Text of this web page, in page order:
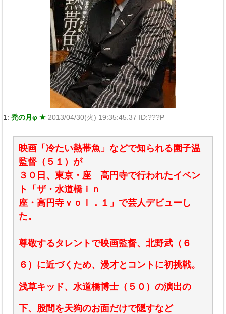
1: 禿の月φ ★ 2013/04/30(火) 19:35:45.37 ID:???P
映画「冷たい熱帯魚」などで知られる園子温
監督（５１）が
３０日、東京・座 高円寺で行われたイベン
ト「ザ・水道橋ｉｎ
座・高円寺ｖｏｌ．１」で芸人デビューし
た。
尊敬するタレントで映画監督、北野武（６
６）に近づくため、漫才とコントに初挑戦。
浅草キッド、水道橋博士（５０）の演出の
下、股間を天狗のお面だけで隠すなど